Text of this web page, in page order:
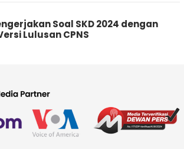
Soal SKD 2024 dengan
Lulusan CPNS